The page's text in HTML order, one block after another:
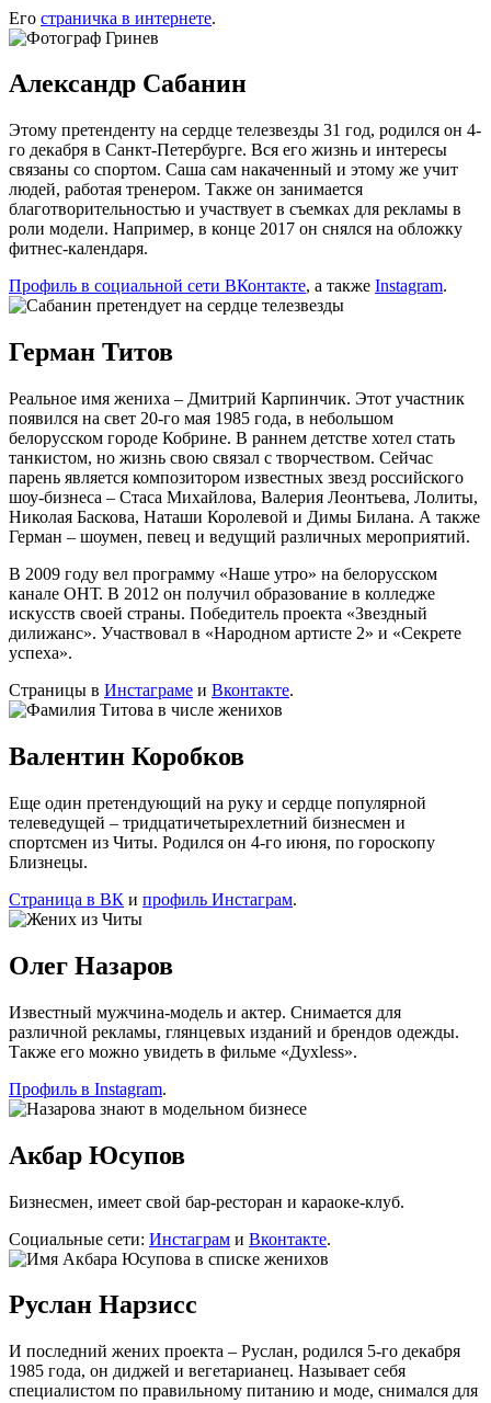
Его страничка в интернете.
Александр Сабанин
Этому претенденту на сердце телезвезды 31 год, родился он 4-
го декабря в Санкт-Петербурге. Вся его жизнь и интересы
связаны со спортом. Саша сам накаченный и этому же учит
людей, работая тренером. Также он занимается
благотворительностью и участвует в съемках для рекламы в
роли модели. Например, в конце 2017 он снялся на обложку
фитнес-календаря.
Профиль в социальной сети ВКонтакте, а также Instagram.
Герман Титов
Реальное имя жениха – Дмитрий Карпинчик. Этот участник
появился на свет 20-го мая 1985 года, в небольшом
белорусском городе Кобрине. В раннем детстве хотел стать
танкистом, но жизнь свою связал с творчеством. Сейчас
парень является композитором известных звезд российского
шоу-бизнеса – Стаса Михайлова, Валерия Леонтьева, Лолиты,
Николая Баскова, Наташи Королевой и Димы Билана. А также
Герман – шоумен, певец и ведущий различных мероприятий.
В 2009 году вел программу «Наше утро» на белорусском
канале ОНТ. В 2012 он получил образование в колледже
искусств своей страны. Победитель проекта «Звездный
дилижанс». Участвовал в «Народном артисте 2» и «Секрете
успеха».
Страницы в Инстаграме и Вконтакте.
Валентин Коробков
Еще один претендующий на руку и сердце популярной
телеведущей – тридцатичетырехлетний бизнесмен и
спортсмен из Читы. Родился он 4-го июня, по гороскопу
Близнецы.
Страница в ВК и профиль Инстаграм.
Олег Назаров
Известный мужчина-модель и актер. Снимается для
различной рекламы, глянцевых изданий и брендов одежды.
Также его можно увидеть в фильме «Дyxless».
Профиль в Instagram.
Акбар Юсупов
Бизнесмен, имеет свой бар-ресторан и караоке-клуб.
Социальные сети: Инстаграм и Вконтакте.
Руслан Нарзисс
И последний жених проекта – Руслан, родился 5-го декабря
1985 года, он диджей и вегетарианец. Называет себя
специалистом по правильному питанию и моде, снимался для